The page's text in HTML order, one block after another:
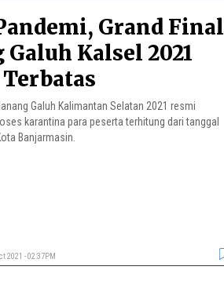
Grand Final
Galuh Kalsel 2021
Galuh Kalimantan Selatan 2021 resmi
karantina para peserta terhitung dari tanggal
Banjarmasin.
2021 - 02:37PM